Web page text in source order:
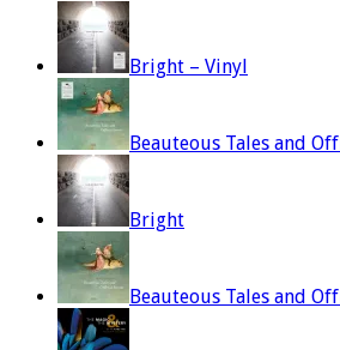
Bright – Vinyl
Beauteous Tales and
Bright
Beauteous Tales and